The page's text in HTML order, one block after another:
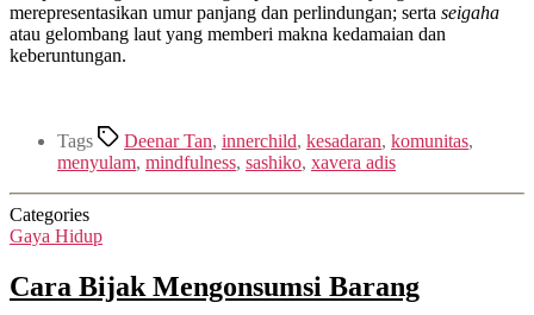
merepresentasikan umur panjang dan perlindungan; serta seigaha
atau gelombang laut yang memberi makna kedamaian dan
keberuntungan.
Tags Deenar Tan, innerchild, kesadaran, komunitas,
menyulam, mindfulness, sashiko, xavera adis
Categories
Gaya Hidup
Cara Bijak Mengonsumsi Barang